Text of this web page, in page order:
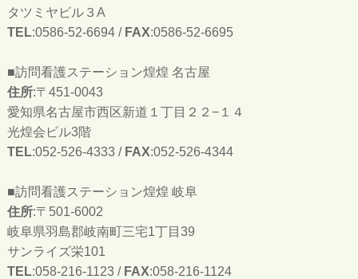
タツミヤビル３A
TEL:0586-52-6694 / FAX:0586-52-6695
■訪問看護ステーション煌煌 名古屋
住所:〒451-0043
愛知県名古屋市西区新道１丁目２２−１４
光煌会ビル3階
TEL:052-526-4333 / FAX:052-526-4344
■訪問看護ステーション煌煌 岐阜
住所:〒501-6002
岐阜県羽島郡岐南町三宅1丁目39
サンライズ栄101
TEL:058-216-1123 / FAX:058-216-1124